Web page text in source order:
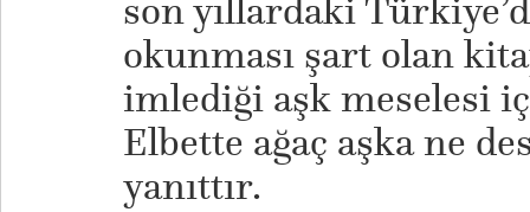
son yıllardaki
okunması şart olan
imlediği aşk meselesi
Elbette ağaç aşka ne
yanıttır.